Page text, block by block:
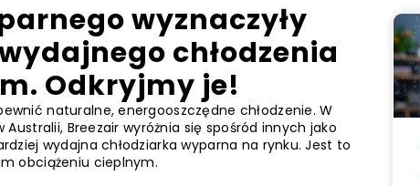
wyznaczyły
chłodzenia
Odkryjmy je!
naturalne, energooszczędne chłodzenie. W
Breezair wyróżnia się spośród innych jako
wydajna chłodziarka wyparna na rynku. Jest to
obciążeniu cieplnym.